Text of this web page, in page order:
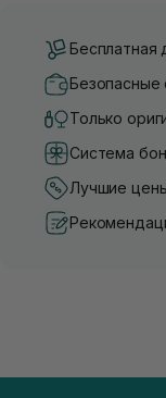
Бесплатная
Безопасные
Только
Система
Лучшие